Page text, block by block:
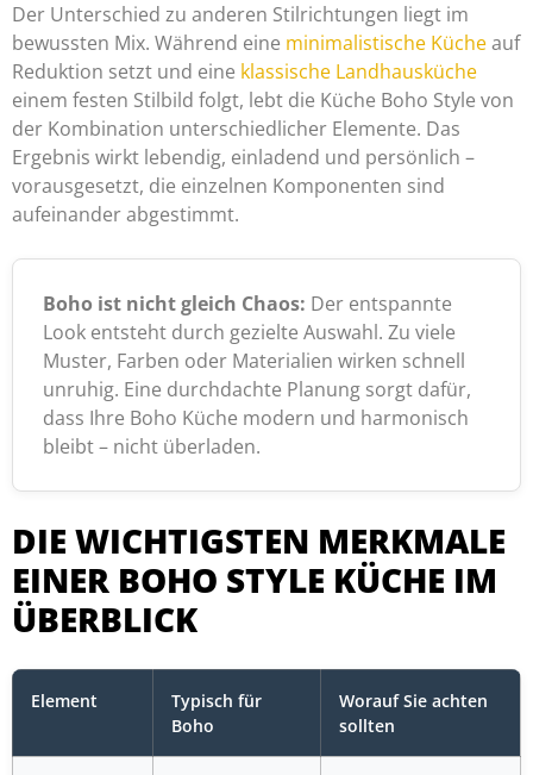
Der Unterschied zu anderen Stilrichtungen liegt im
bewussten Mix. Während eine minimalistische Kücheauf
Reduktion setzt und eine klassische Landhausküche
einem festen Stilbild folgt, lebt die Küche Boho Style von
der Kombination unterschiedlicher Elemente. Das
Ergebnis wirkt lebendig, einladend und persönlich –
vorausgesetzt, die einzelnen Komponenten sind
aufeinander abgestimmt.
Boho ist nicht gleich Chaos: Der entspannte
Look entsteht durch gezielte Auswahl. Zu viele
Muster, Farben oder Materialien wirken schnell
unruhig. Eine durchdachte Planung sorgt dafür,
dass Ihre Boho Küche modern und harmonisch
bleibt – nicht überladen.
DIE WICHTIGSTEN MERKMALE
EINER BOHO STYLE KÜCHE IM
ÜBERBLICK
Element
Typisch für
Boho
Worauf Sie achten
sollten